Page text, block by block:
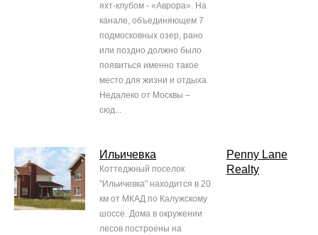
яхт-клубом - «Аврора». На
канале, объединяющем 7
подмосковных озер, рано
или поздно должно было
появиться именно такое
место для жизни и отдыха.
Недалеко от Москвы –
сюд...
Ильичевка
Коттеджный поселок
"Ильичевка" находится в 20
км от МКАД по Калужскому
шоссе. Дома в окружении
лесов построены на
Penny Lane
Realty